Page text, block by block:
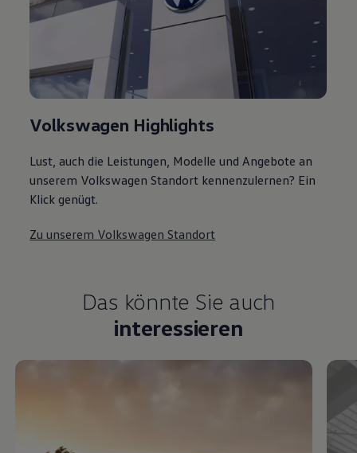
Volkswagen Highlights
Lust, auch die Leistungen, Modelle und Angebote an
unserem Volkswagen Standort kennenzulernen? Ein
Klick genügt.
Zu unserem Volkswagen Standort
Das könnte Sie auch
interessieren